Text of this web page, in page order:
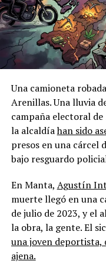
Una camioneta
Arenillas. Una lluvia
campaña electoral de
la alcaldíahan sido
presos en una cárcel
bajo resguardo
En Manta, Agustín
muerte llegó en una
de julio de 2023, y el
la obra, la gente. El
una joven deportista,
ajena.